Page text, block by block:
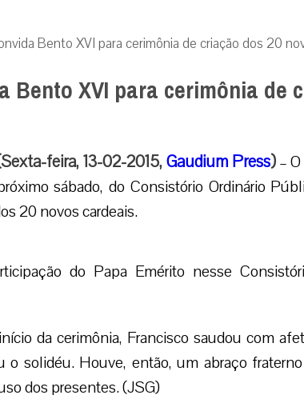
Bento XVI para cerimônia de criação dos 20
Bento XVI para cerimônia de
feira, 13-02-2015, Gaudium Press)–
sábado, do Consistório Ordinário
20 novos cardeais.
do Papa Emérito nesse
da cerimônia, Francisco saudou com
o solidéu. Houve, então, um abraço
dos presentes. (JSG)